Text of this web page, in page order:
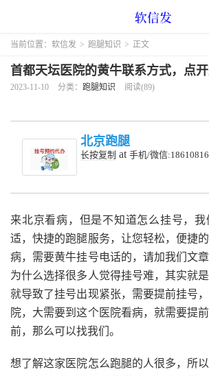
当前位置： 软信发 > 跑腿知识 > 正文
首都天坛医院的黄牛联系方式，点
2023-11-10 分类： 跑腿知识 阅读(89)
北京跑腿
长按复制 at 手机/微信
来北京看病，但是不知道怎么挂号，
适，快捷的跑腿服务，让您轻松，便捷
病，需要黄牛挂号电话的，请加我们文
为什么选择很多人觉得挂号难，其实就
就导致了挂号出现紧张，需要提前挂号
院，大需要到这个医院看病，就需要提
前，那么可以找我们。
想了解这家医院怎么跑腿的人很多，所